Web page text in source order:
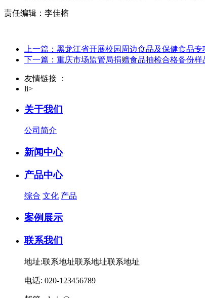
责任编辑：李佳榕
上一篇：黑龙江省开展校园周边食品及保健食品专
下一篇：重庆市场监管局捐赠食品抽检合格备份样
友情链接 ：
li>
关于我们
公司简介
新闻中心
产品中心
综合 文化 产品
案例展示
联系我们
地址:联系地址联系地址联系地址
电话: 020-123456789